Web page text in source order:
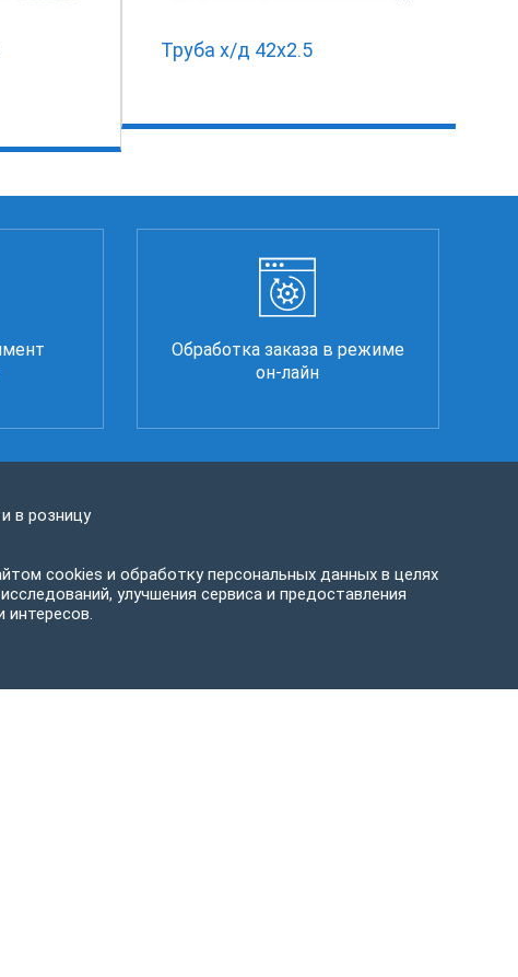
Труба х/д 42х2.5
Обработка заказа в режиме
он-лайн
в розницу
cookies и обработку персональных данных в целях
улучшения сервиса и предоставления
интересов.